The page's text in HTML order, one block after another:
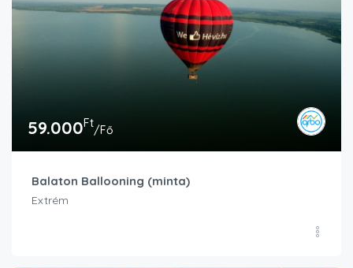
59.000Ft/Fő
Balaton Ballooning (minta)
Extrém